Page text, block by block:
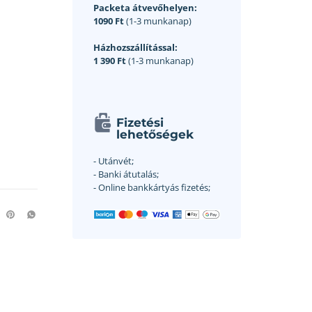
Packeta átvevőhelyen:
1090 Ft(1-3 munkanap)
Házhozszállítással:
1 390 Ft(1-3 munkanap)
Fizetési
lehetőségek
- Utánvét;
- Banki átutalás;
- Online bankkártyás fizetés;